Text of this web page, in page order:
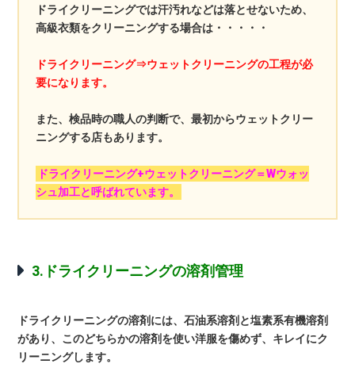
ドライクリーニングでは汗汚れなどは落とせないため、
高級衣類をクリーニングする場合は・・・・・
ドライクリーニング⇒ウェットクリーニングの工程が必
要になります。
また、検品時の職人の判断で、最初からウェットクリー
ニングする店もあります。
ドライクリーニング+ウェットクリーニング＝Wウォッ
シュ加工と呼ばれています。
3.ドライクリーニングの溶剤管理
ドライクリーニングの溶剤には、石油系溶剤と塩素系有機溶剤
があり、このどちらかの溶剤を使い洋服を傷めず、キレイにク
リーニングします。